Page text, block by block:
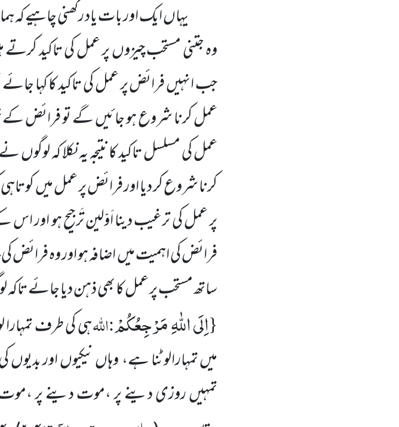
یہاں ایک اور بات یاد رکھنی چاہیے
وہ جتنی مستحب چیزوں پر عمل کی تاکید
جب انہیں فرائض پر عمل کی تاکید کا کہا
عمل کرنا شروع ہو جائیں گے تو فرائض کے
عمل کی مسلسل تاکید کا نتیجہ یہ نکلا کہ
کرنا شروع کر دیا اور فرائض پر عمل میں
پر عمل کی ترغیب دینا اَوّلین تَرجیح ہو اور
فرائض کی اہمیت میں اضافہ ہو اور وہ
ساتھ مستحب پر عمل کا بھی ذہن دیا جائے تاکہ
{اِلَى اللّٰهِ مَرْجِعُكُمْ:اللہہی کی طرف
میں تمہارالوٹنا ہے، وہاں نیکیوں اور
تمہیں روزی دینے پر ،موت دینے پر